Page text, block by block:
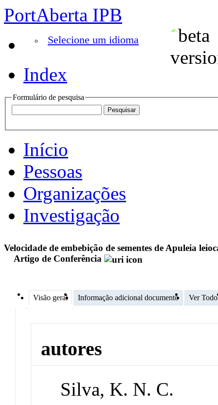
PortAberta IPB
Selecione um idioma
Index
Formulário de pesquisa
Início
Pessoas
Organizações
Investigação
Velocidade de embebição de sementes de Apuleia
Artigo de Conferência
Visão geral Informação adicional documento Ver
autores
Silva, K. N. C.